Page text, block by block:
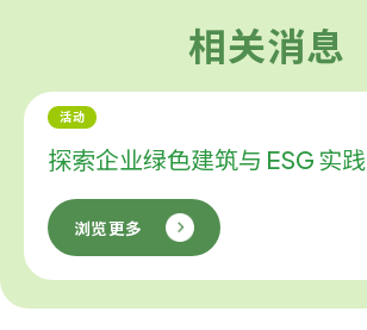
相关消息
活动
探索企业绿色建筑与 ESG 实践
浏览更多